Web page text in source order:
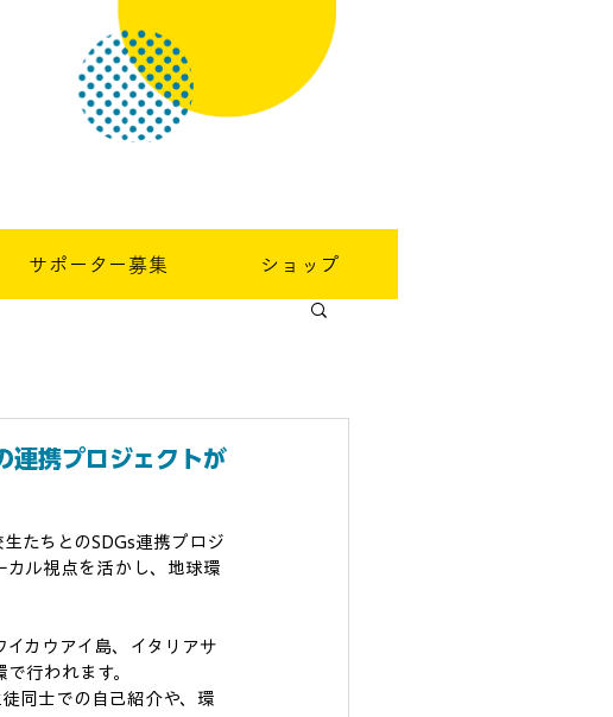
サポーター募集 ショップ
連携プロジェクトが
たちとのSDGs連携プロジ
カル視点を活かし、地球環
カウアイ島、イタリアサ
行われます。
同士での自己紹介や、環